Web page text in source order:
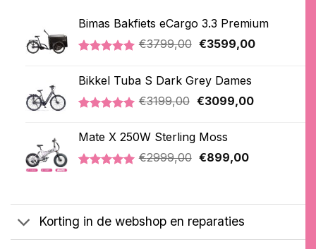
Bimas Bakfiets eCargo 3.3 Premium
gebaseerd
op
klantbeoordelingen
€3799,00 Oorspronkelijke
€3799,00.
€3599,00Huidige
Bikkel Tuba S Dark Grey Dames
5.00
op 5
gebaseerd
op
klantbeoordeling
€3199,00 Oorspronkelijke
€3199,00.
€3099,00Huidige
Mate X 250W Sterling Moss
klantbeoordelingen
€2999,00 Oorspronkelijke
€899,00Huidige
Korting in de webshop en reparaties